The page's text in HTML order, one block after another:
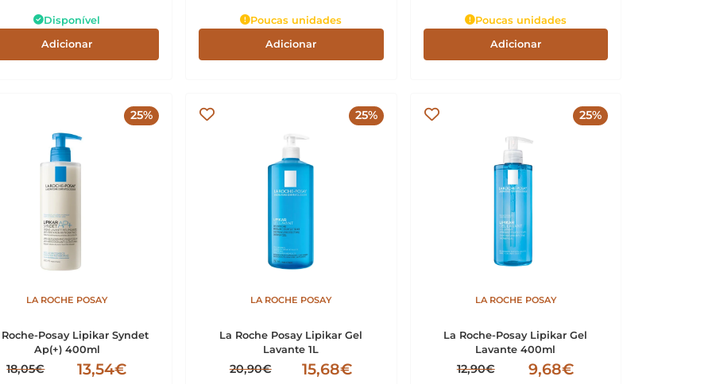
Disponível
Adicionar
Poucas unidades
Adicionar
Poucas unidades
Adicionar
25%
LA ROCHE POSAY
Posay Lipikar Syndet
Ap(+) 400ml
18,05€ 13,54€
25%
LA ROCHE POSAY
La Roche Posay Lipikar Gel
Lavante 1L
20,90€ 15,68€
25%
LA ROCHE POSAY
La Roche-Posay Lipikar Gel
Lavante 400ml
12,90€ 9,68€